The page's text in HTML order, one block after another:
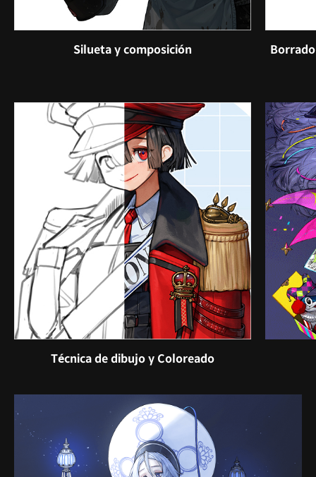
Silueta y composición
Técnica de dibujo y Coloreado